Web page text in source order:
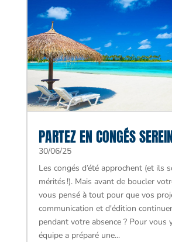
PARTEZ EN CONGÉS
30/06/25
Les congés d’été approchent (et ils
mérités !). Mais avant de boucler
vous pensé à tout pour que vos
communication et d'édition
pendant votre absence ? Pour vous
équipe a préparé une...